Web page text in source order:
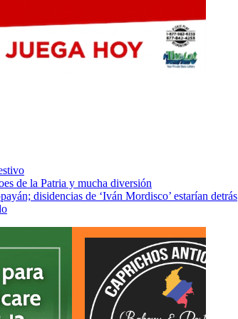
de la Patria y mucha diversión
disidencias de ‘Iván Mordisco’ estarían detrás